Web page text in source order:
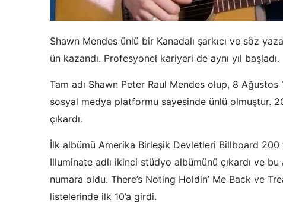
Shawn Mendes ünlü bir Kanadalı şarkıcı ve söz
ün kazandı. Profesyonel kariyeri de aynı yıl başladı.
Tam adı Shawn Peter Raul Mendes olup, 8
sosyal medya platformu sayesinde ünlü olmuştur.
çıkardı.
İlk albümü Amerika Birleşik Devletleri Billboard 200
Illuminate adlı ikinci stüdyo albümünü çıkardı ve
numara oldu. There’s Noting Holdin’ Me Back ve
listelerinde ilk 10’a girdi.